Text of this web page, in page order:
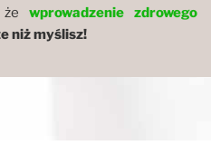
że wprowadzenie zdrowego
niż myślisz!